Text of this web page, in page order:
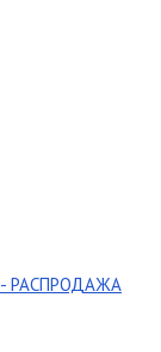
- РАСПРОДАЖА